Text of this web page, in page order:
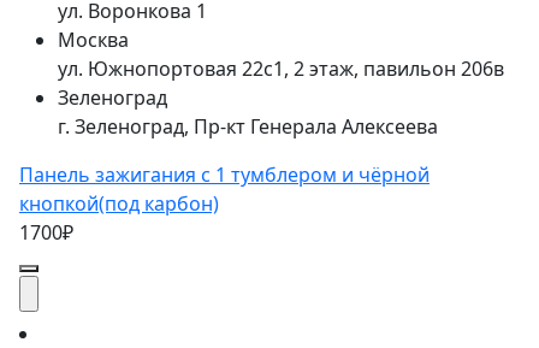
ул. Воронкова 1
Москва
ул. Южнопортовая 22с1, 2 этаж, павильон 206в
Зеленоград
г. Зеленоград, Пр-кт Генерала Алексеева
Панель зажигания с 1 тумблером и чёрной
кнопкой(под карбон)
1700₽